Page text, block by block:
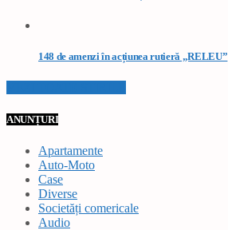
148 de amenzi în acțiunea rutieră „RELEU”
ANUNȚURI
Apartamente
Auto-Moto
Case
Diverse
Societăți comericale
Audio